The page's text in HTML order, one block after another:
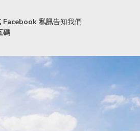
Facebook 私訊告知我們
碼